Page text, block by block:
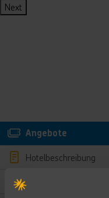
Next
Angebote
Hotelbeschreibung